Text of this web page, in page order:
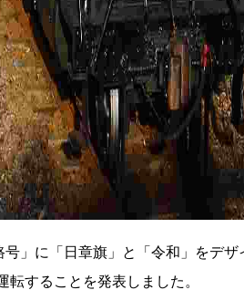
」に「日章旗」と「令和」をデザ
することを発表しました。